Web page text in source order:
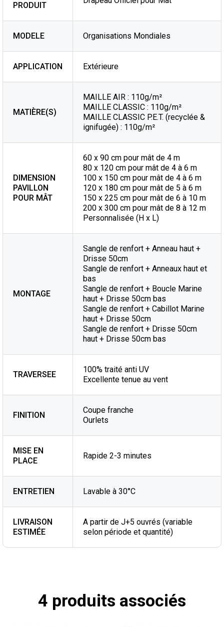
PRODUIT
MODELE Organisations Mondiales
APPLICATION Extérieure
MATIÈRE(S)
MAILLE AIR : 110g/m²
MAILLE CLASSIC : 110g/m²
MAILLE CLASSIC P.E.T. (recyclée &
ignifugée) : 110g/m²
DIMENSION
PAVILLON
POUR MÂT
60 x 90 cm pour mât de 4 m
80 x 120 cm pour mât de 4 à 6 m
100 x 150 cm pour mât de 4 à 6 m
120 x 180 cm pour mât de 5 à 6 m
150 x 225 cm pour mât de 6 à 10 m
200 x 300 cm pour mât de 8 à 12 m
Personnalisée (H x L)
MONTAGE
Sangle de renfort + Anneau haut +
Drisse 50cm
Sangle de renfort + Anneaux haut et
bas
Sangle de renfort + Boucle Marine
haut + Drisse 50cm bas
Sangle de renfort + Cabillot Marine
haut + Drisse 50cm
Sangle de renfort + Drisse 50cm
haut + Drisse 50cm bas
TRAVERSEE
100% traité anti UV
Excellente tenue au vent
FINITION
Coupe franche
Ourlets
MISE EN
PLACE
Rapide 2-3 minutes
ENTRETIEN Lavable à 30°C
LIVRAISON
ESTIMÉE
A partir de J+5 ouvrés (variable
selon période et quantité)
4 produits associés